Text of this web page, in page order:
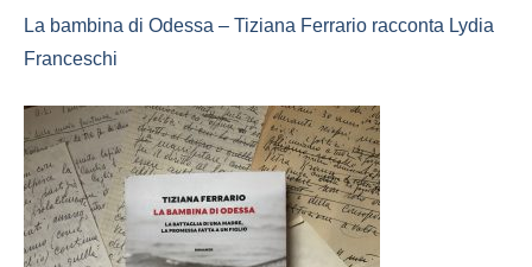
La bambina di Odessa – Tiziana Ferrario racconta Lydia
Franceschi